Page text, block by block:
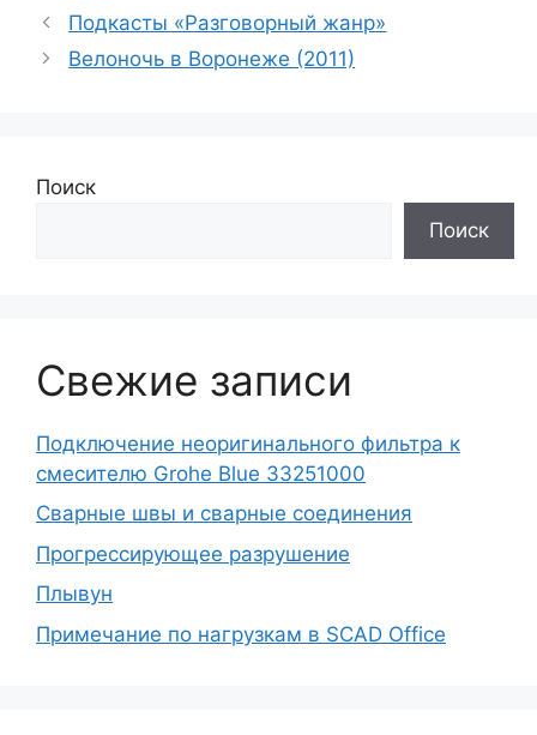
Подкасты «Разговорный жанр»
Велоночь в Воронеже (2011)
Поиск
Поиск
Свежие записи
Подключение неоригинального фильтра к
смесителю Grohe Blue 33251000
Сварные швы и сварные соединения
Прогрессирующее разрушение
Плывун
Примечание по нагрузкам в SCAD Office